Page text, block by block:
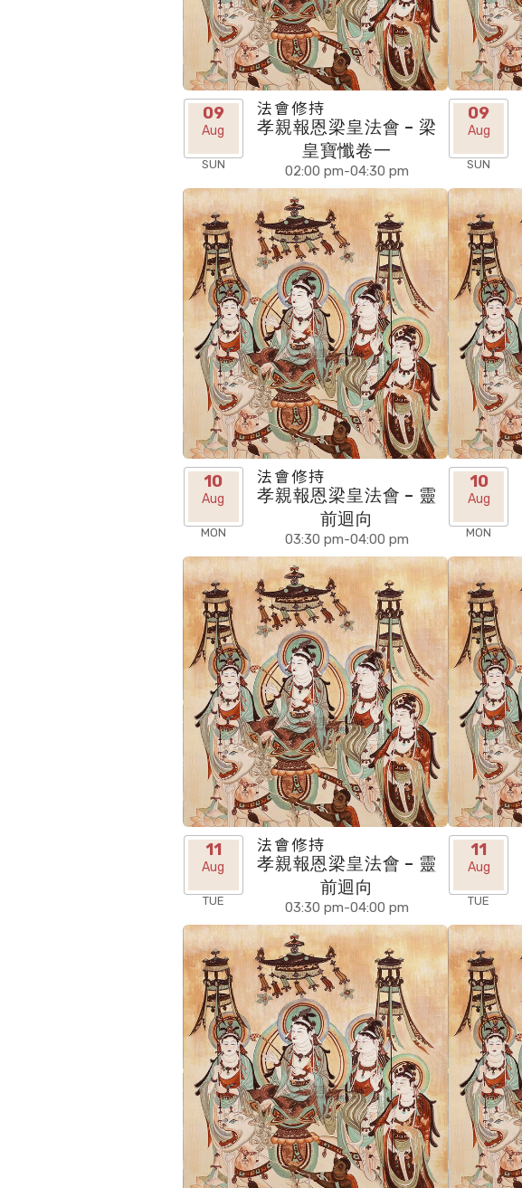
09
Aug
SUN
法會修持
孝親報恩梁皇法會 – 梁
皇寶懺卷一
02:00 pm-04:30 pm
09
Aug
SUN
10
Aug
MON
法會修持
孝親報恩梁皇法會 – 靈
前迴向
03:30 pm-04:00 pm
10
Aug
MON
11
Aug
TUE
法會修持
孝親報恩梁皇法會 – 靈
前迴向
03:30 pm-04:00 pm
11
Aug
TUE